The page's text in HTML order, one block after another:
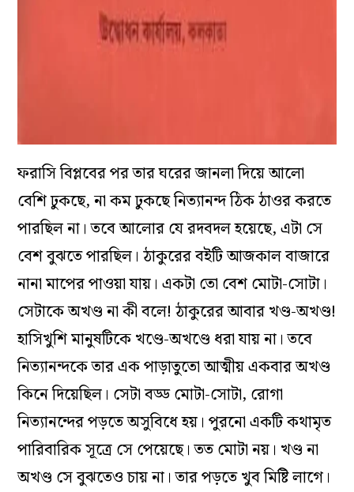
ফরাসি বিপ্লবের পর তার ঘরের জানলা দিয়ে আলো
বেশি ঢুকছে, না কম ঢুকছে নিত্যানন্দ ঠিক ঠাওর করতে
পারছিল না। তবে আলোর যে রদবদল হয়েছে, এটা সে
বেশ বুঝতে পারছিল। ঠাকুরের বইটি আজকাল বাজারে
নানা মাপের পাওয়া যায়। একটা তো বেশ মোটা-সোটা।
সেটাকে অখণ্ড না কী বলে! ঠাকুরের আবার খণ্ড-অখণ্ড!
হাসিখুশি মানুষটিকে খণ্ডে-অখণ্ডে ধরা যায় না। তবে
নিত্যানন্দকে তার এক পাড়াতুতো আত্মীয় একবার অখণ্ড
কিনে দিয়েছিল। সেটা বড্ড মোটা-সোটা, রোগা
নিত্যানন্দের পড়তে অসুবিধে হয়। পুরনো একটি কথামৃত
পারিবারিক সূত্রে সে পেয়েছে। তত মোটা নয়। খণ্ড না
অখণ্ড সে বুঝতেও চায় না। তার পড়তে খুব মিষ্টি লাগে।